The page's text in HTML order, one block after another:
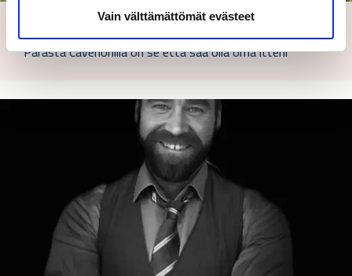
Vain välttämättömät evästeet
Huoltoasentaja Jani-Petteri
"Parasta Caverionilla on se että saa olla oma itteni"